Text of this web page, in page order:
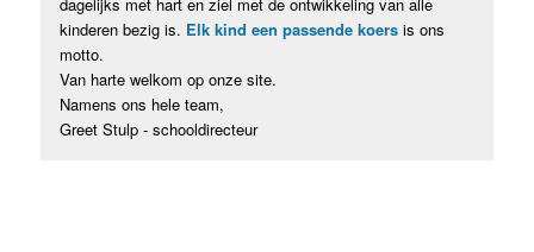
kinderen bezig is. Elk kind een passende koers is ons
motto.
Van harte welkom op onze site.
Namens ons hele team,
Greet Stulp - schooldirecteur